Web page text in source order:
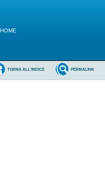
HOME
PERMALINK
TORNA ALL'INDICE